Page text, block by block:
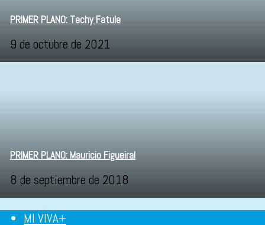
PRIMER PLANO: Techy Fatule
9 de octubre de 2021
PRIMER PLANO: Mauricio Figueiral
8 de septiembre de 2018
MI VIVA+